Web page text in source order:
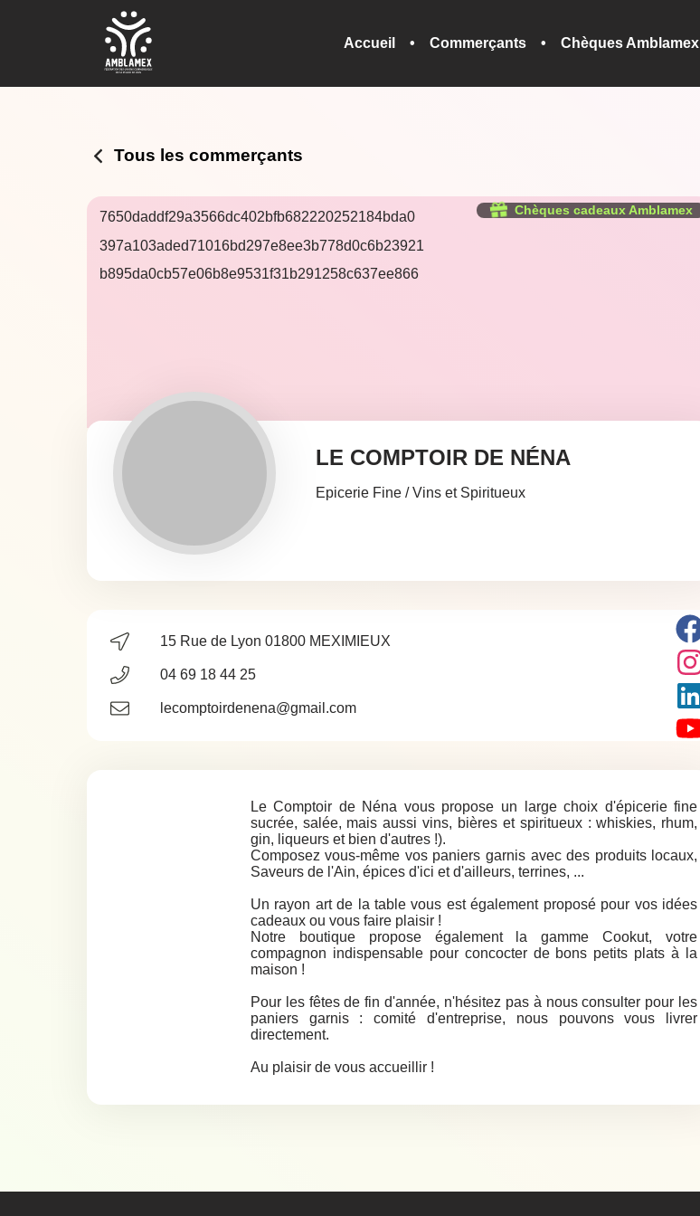
Accueil Commerçants Chèques Amblamex
Tous les commerçants
Chèques cadeaux Amblamex
7650daddf29a3566dc402bfb682220252184bda0
397a103aded71016bd297e8ee3b778d0c6b23921
b895da0cb57e06b8e9531f31b291258c637ee866
LE COMPTOIR DE NÉNA
Epicerie Fine / Vins et Spiritueux
15 Rue de Lyon 01800 MEXIMIEUX
04 69 18 44 25
lecomptoirdenena@gmail.com
Le Comptoir de Néna vous propose un large choix d'épicerie fine
sucrée, salée, mais aussi vins, bières et spiritueux : whiskies, rhum,
gin, liqueurs et bien d'autres !).
Composez vous-même vos paniers garnis avec des produits locaux,
Saveurs de l'Ain, épices d'ici et d'ailleurs, terrines, ...
Un rayon art de la table vous est également proposé pour vos idées
cadeaux ou vous faire plaisir !
Notre boutique propose également la gamme Cookut, votre
compagnon indispensable pour concocter de bons petits plats à la
maison !
Pour les fêtes de fin d'année, n'hésitez pas à nous consulter pour les
paniers garnis : comité d'entreprise, nous pouvons vous livrer
directement.
Au plaisir de vous accueillir !